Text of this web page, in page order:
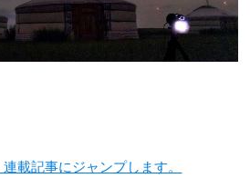
載記事にジャンプします。